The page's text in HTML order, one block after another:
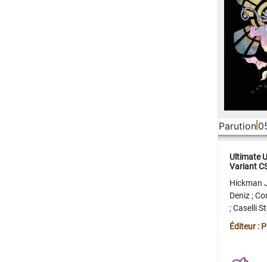
Parution
Ultimate
Variant
Hickman
Deniz;
;Caselli
Juan
Éditeur :